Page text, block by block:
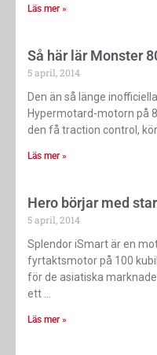
Läs mer »
Så här lär Monster
5 april, 2014
Den än så länge
Hypermotard-motorn på
den få traction control,
Läs mer »
Hero börjar med
5 april, 2014
Splendor iSmart är en
fyrtaktsmotor på 100
för de asiatiska
ett
Läs mer »